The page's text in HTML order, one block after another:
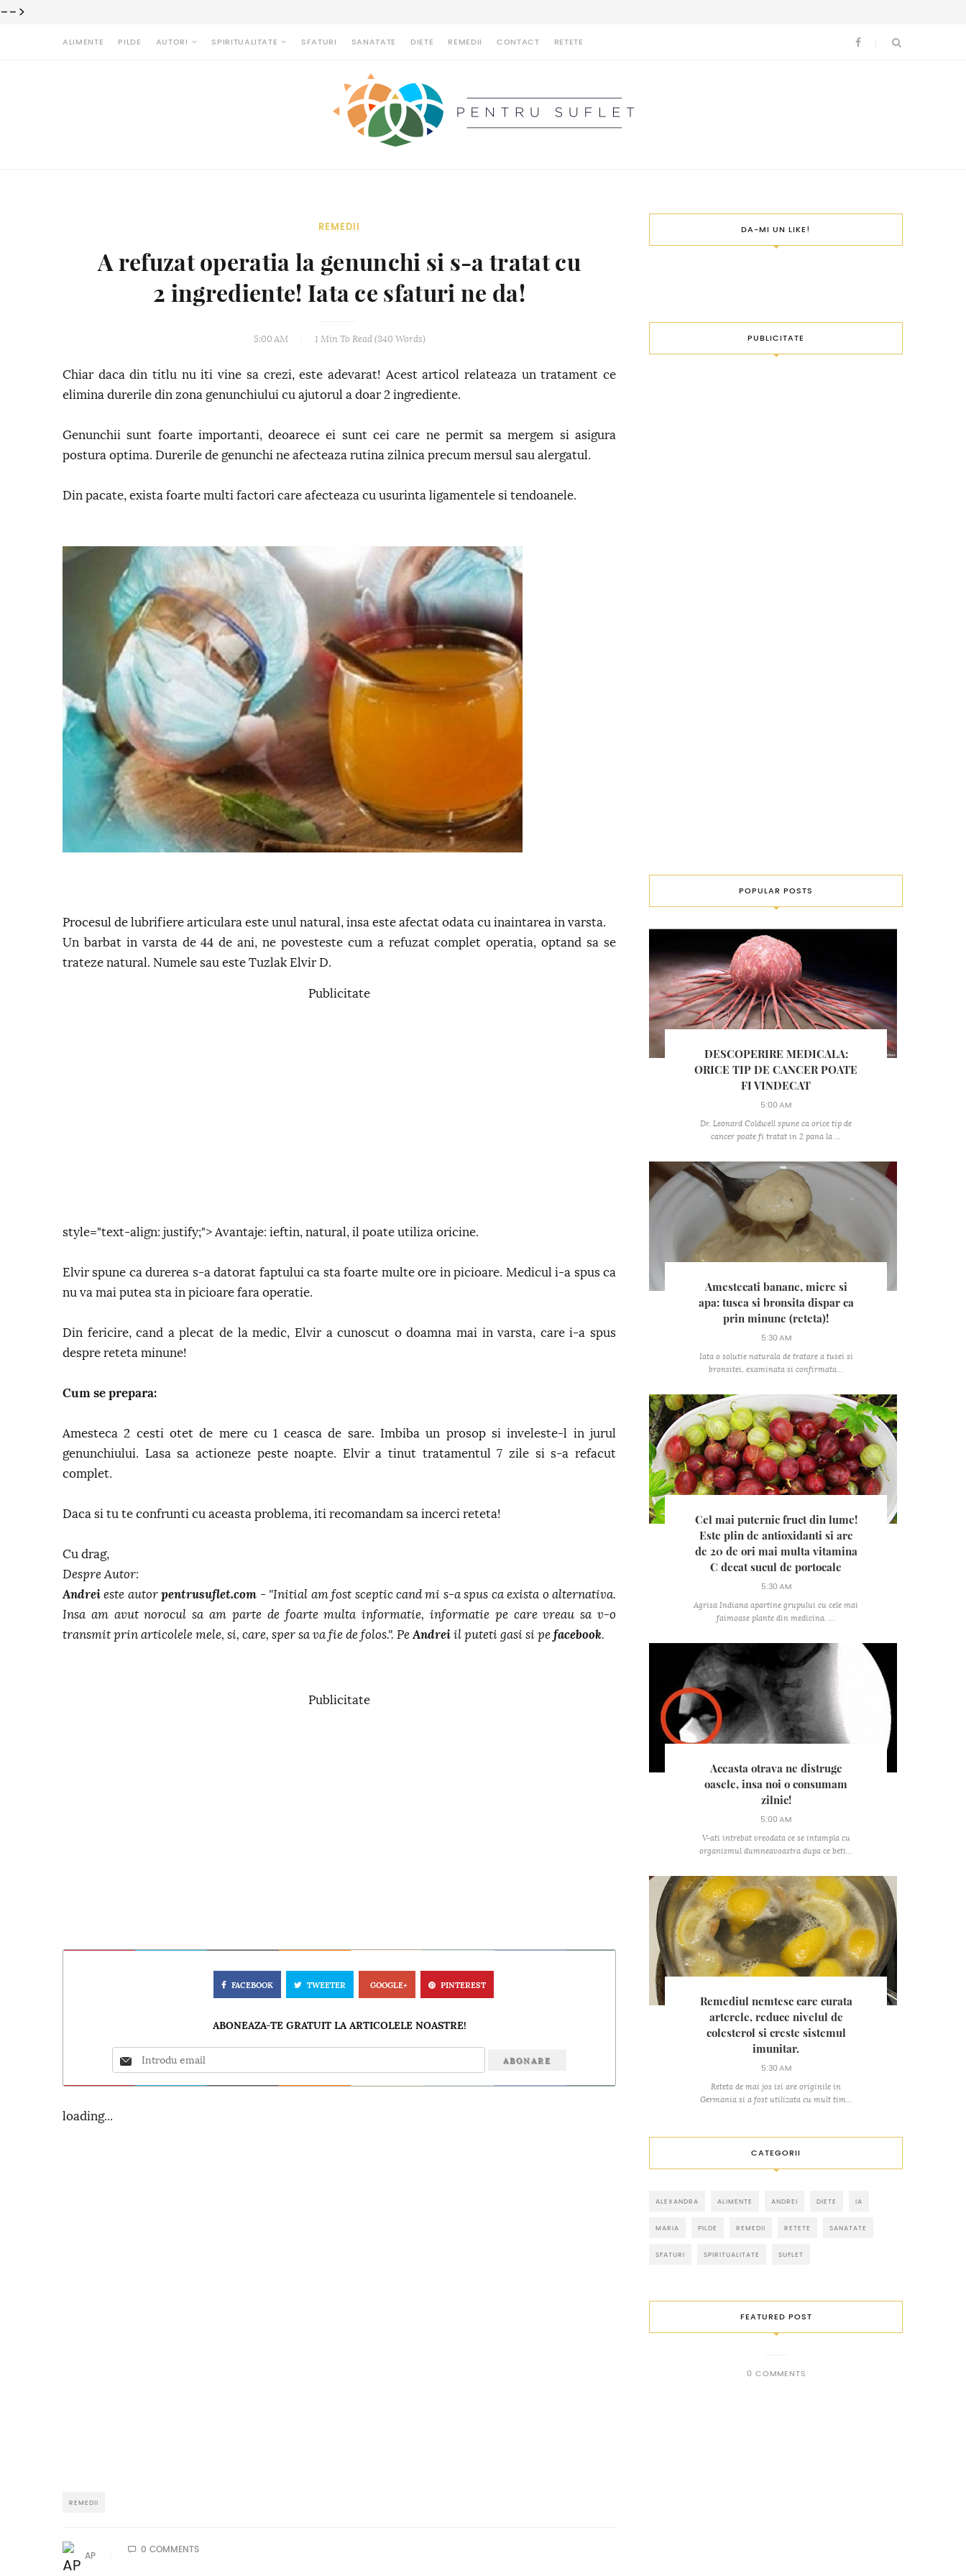
-->
ALIMENTE PILDE AUTORI SPIRITUALITATE SFATURI SANATATE DIETE REMEDII CONTACT RETETE
REMEDII
A refuzat operatia la genunchi si s-a tratat cu
2 ingrediente! Iata ce sfaturi ne da!
5:00 AM 1 MinTo Read (340 Words)
Chiar daca din titlu nu iti vine sa crezi, este adevarat! Acest articol relateaza un tratament ce
elimina durerile din zona genunchiului cu ajutorul a doar 2 ingrediente.
Genunchii sunt foarte importanti, deoarece ei sunt cei care ne permit sa mergem si asigura
postura optima. Durerile de genunchi ne afecteaza rutina zilnica precum mersul sau alergatul.
Din pacate, exista foarte multi factori care afecteaza cu usurinta ligamentele si tendoanele.
Procesul de lubrifiere articulara este unul natural, insa este afectat odata cu inaintarea in varsta.
Un barbat in varsta de 44 de ani, ne povesteste cum a refuzat complet operatia, optand sa se
trateze natural. Numele sau este Tuzlak Elvir D.
Publicitate
style="text-align: justify;"> Avantaje: ieftin, natural, il poate utiliza oricine.
Elvir spune ca durerea s-a datorat faptului ca sta foarte multe ore in picioare. Medicul i-a spus ca
nu va mai putea sta in picioare fara operatie.
Din fericire, cand a plecat de la medic, Elvir a cunoscut o doamna mai in varsta, care i-a spus
despre reteta minune!
Cum se prepara:
Amesteca 2 cesti otet de mere cu 1 ceasca de sare. Imbiba un prosop si inveleste-l in jurul
genunchiului. Lasa sa actioneze peste noapte. Elvir a tinut tratamentul 7 zile si s-a refacut
complet.
Daca si tu te confrunti cu aceasta problema, iti recomandam sa incerci reteta!
Cu drag,
Despre Autor:
Andrei este autorpentrusuflet.com - "Initial am fost sceptic cand mi s-a spus ca exista o alternativa.
Insa am avut norocul sa am parte de foarte multa informatie, informatie pe care vreau sa v-o
transmit prin articolele mele, si, care, sper sa va fie de folos.". Pe Andrei il puteti gasi si pe facebook.
Publicitate
FACEBOOK TWEETER GOOGLE+ PINTEREST
ABONEAZA-TE GRATUIT LA ARTICOLELE NOASTRE!
loading...
REMEDII
AP
0 COMMENTS
DA-MI UN LIKE!
PUBLICITATE
POPULAR POSTS
DESCOPERIRE MEDICALA:
ORICE TIP DE CANCER POATE
FI VINDECAT
5:00 AM
Dr. Leonard Coldwell spune ca orice tip de
cancer poate fi tratat in 2 pana la ...
Amestecati banane, miere si
apa: tusea si bronsita dispar ca
prin minune (reteta)!
5:30 AM
Iata o solutie naturala de tratare a tusei si
bronsitei, examinata si confirmata...
Cel mai puternic fruct din lume!
Este plin de antioxidanti si are
de 20 de ori mai multa vitamina
C decat sucul de portocale
5:30 AM
Agrisa Indiana apartine grupului cu cele mai
faimoase plante din medicina. ...
Aceasta otrava ne distruge
oasele, insa noi o consumam
zilnic!
5:00 AM
V-ati intrebat vreodata ce se intampla cu
organismul dumneavoastra dupa ce beti...
Remediul nemtesc care curata
arterele, reduce nivelul de
colesterol si creste sistemul
imunitar.
5:30 AM
Reteta de mai jos isi are originile in
Germania si a fost utilizata cu mult tim...
CATEGORII
ALEXANDRA ALIMENTE ANDREI DIETE IA
MARIA PILDE REMEDII RETETE SANATATE
SFATURI SPIRITUALITATE SUFLET
FEATURED POST
0 COMMENTS